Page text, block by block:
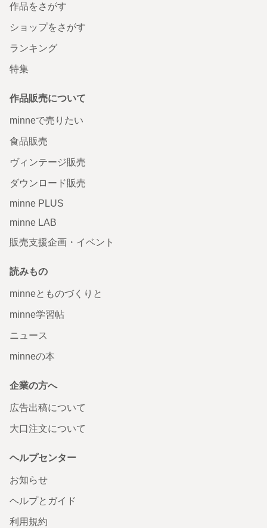
作品をさがす
ショップをさがす
ランキング
特集
作品販売について
minneで売りたい
食品販売
ヴィンテージ販売
ダウンロード販売
minne PLUS
minne LAB
販売支援企画・イベント
読みもの
minneとものづくりと
minne学習帖
ニュース
minneの本
企業の方へ
広告出稿について
大口注文について
ヘルプセンター
お知らせ
ヘルプとガイド
利用規約